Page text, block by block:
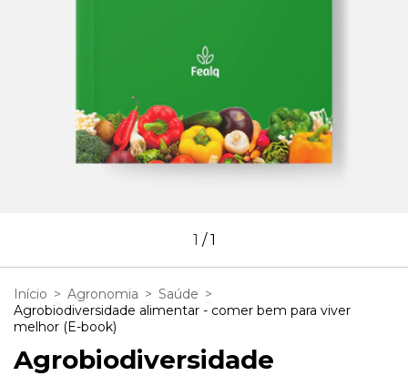
1 /1
Início > Agronomia > Saúde >
Agrobiodiversidade alimentar - comer bem para viver
melhor (E-book)
Agrobiodiversidade